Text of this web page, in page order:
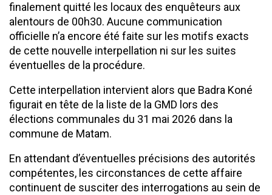
finalement quitté les locaux des enquêteurs aux
alentours de 00h30. Aucune communication
officielle n’a encore été faite sur les motifs exacts
de cette nouvelle interpellation ni sur les suites
éventuelles de la procédure.
Cette interpellation intervient alors que Badra Koné
figurait en tête de la liste de la GMD lors des
élections communales du 31 mai 2026 dans la
commune de Matam.
En attendant d’éventuelles précisions des autorités
compétentes, les circonstances de cette affaire
continuent de susciter des interrogations au sein de